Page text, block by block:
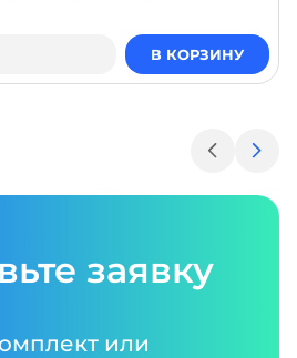
В КОРЗИНУ
заявку
или